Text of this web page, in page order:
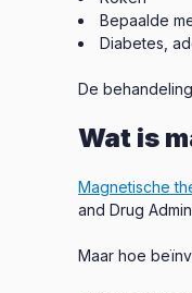
Bepaalde
Diabetes,
De
Wat is
Magnetische
and Drug
Maar hoe